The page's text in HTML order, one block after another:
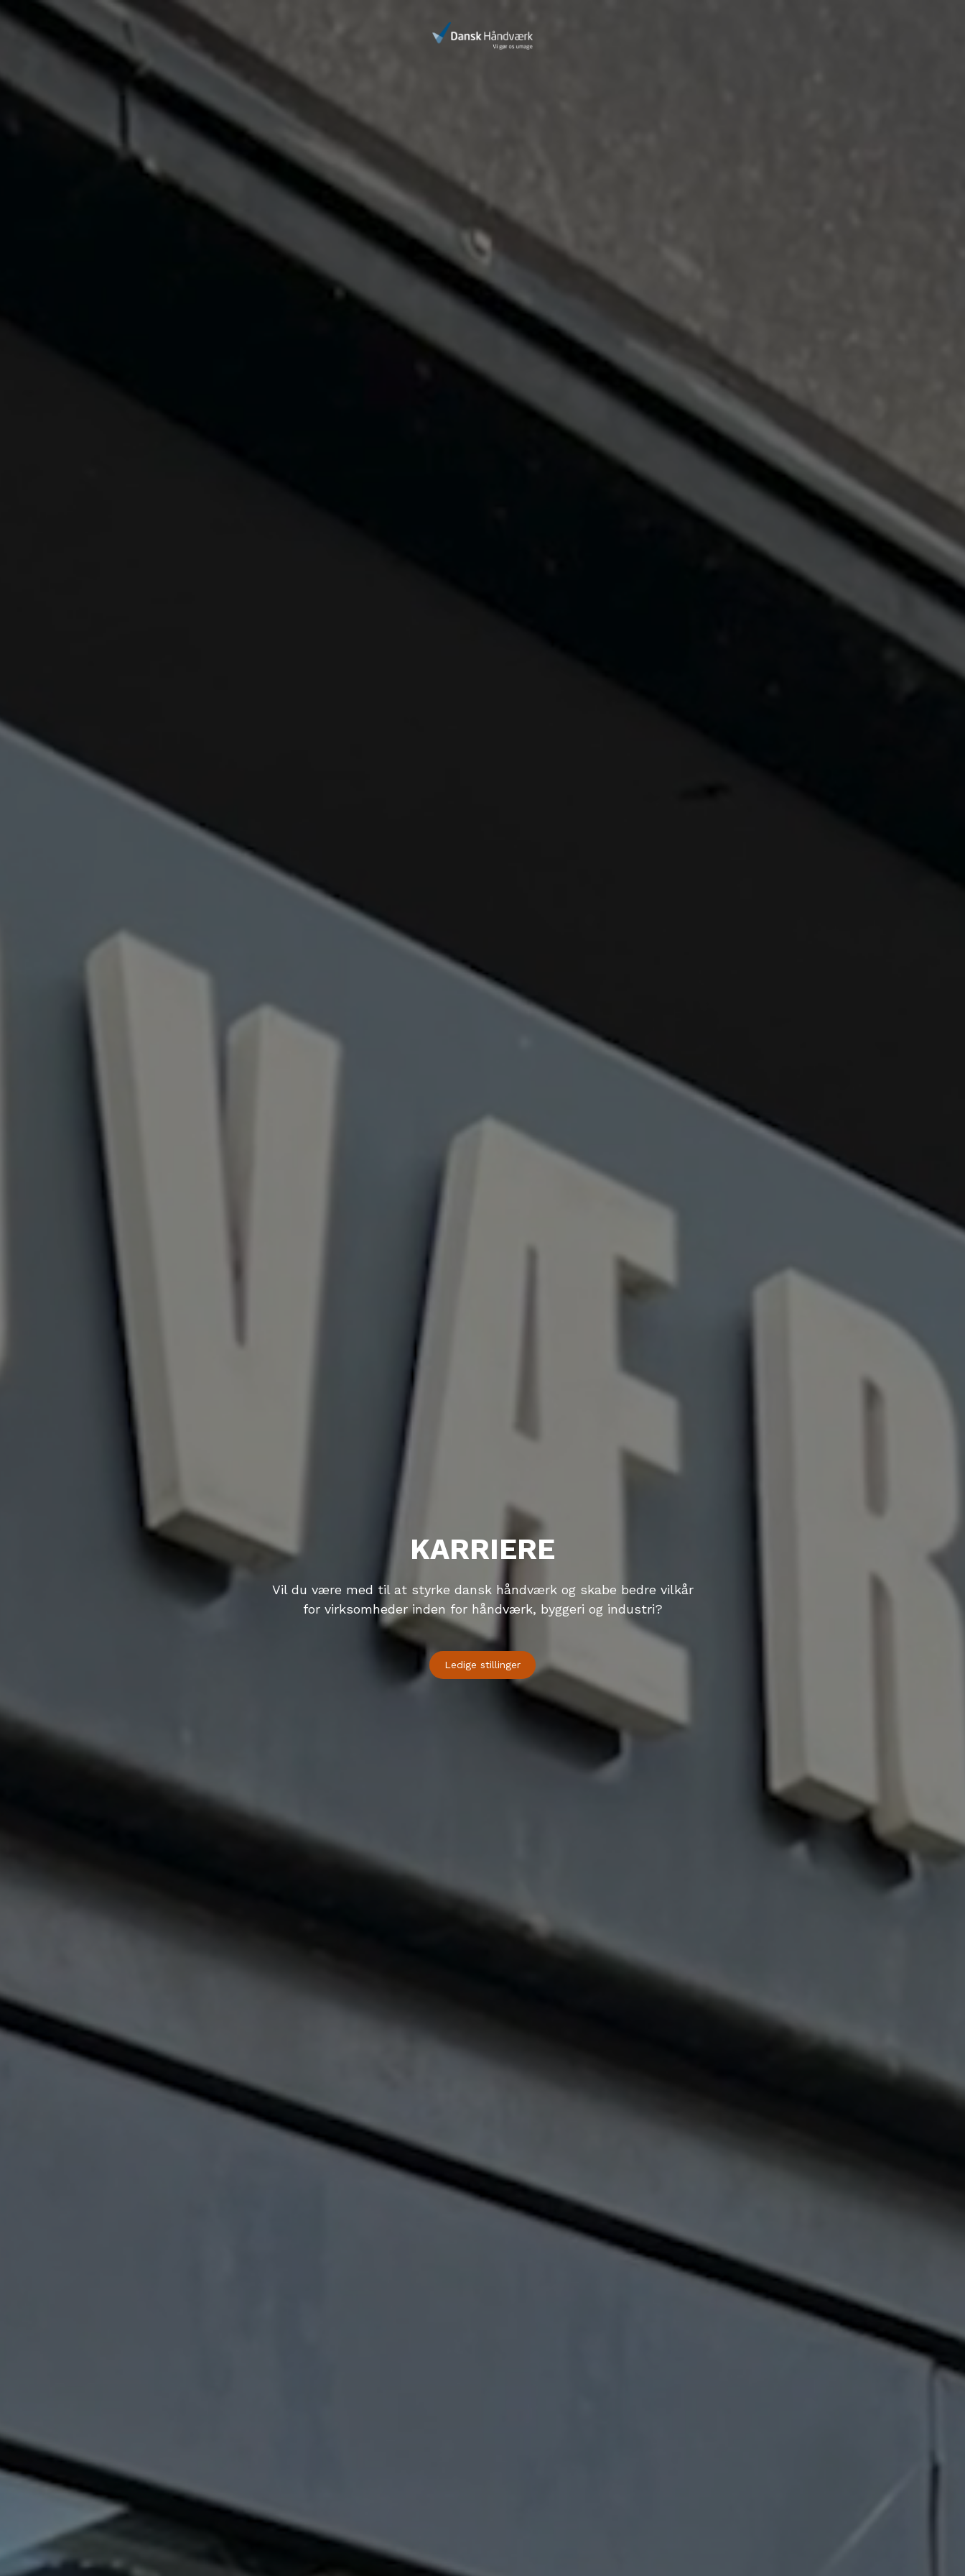
KARRIERE
Vil du være med til at styrke dansk håndværk og skabe bedre vilkår
for virksomheder inden for håndværk, byggeri og industri?
Ledige stillinger